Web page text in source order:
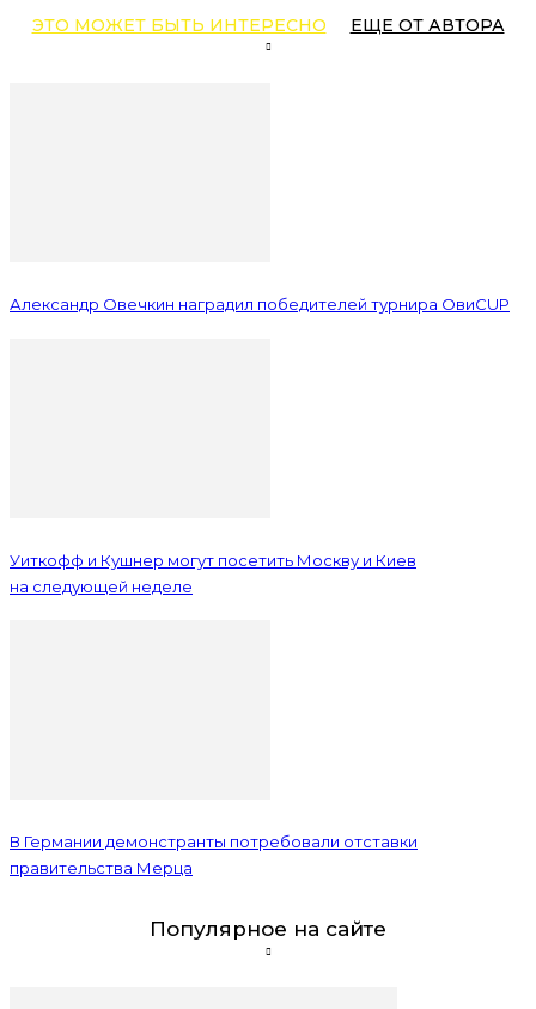
ЭТО МОЖЕТ БЫТЬ ИНТЕРЕСНО ЕЩЕ ОТ АВТОРА
Александр Овечкин наградил победителей турнира ОвиCUP
Уиткофф и Кушнер могут посетить Москву и Киев
на следующей неделе
В Германии демонстранты потребовали отставки
правительства Мерца
Популярное на сайте